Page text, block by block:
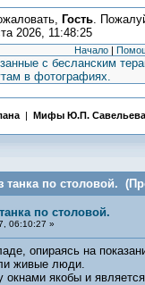
Гость.
2026, 11:48:25
Начало |
с бесланским
в фотографиях.
| Мифы Ю.П. Савельева
танка по столовой.
по столовой.
06:10:27 »
опираясь на
живые люди.
окнами якобы и